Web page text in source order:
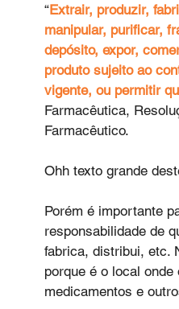
“Extrair, produzir,
manipular, purificar,
depósito, expor,
produto sujeito ao
vigente, ou permitir
Farmacêutica,
Farmacêutico.
Ohh texto grande
Porém é importante
responsabilidade de
fabrica, distribui, etc.
porque é o local
medicamentos e